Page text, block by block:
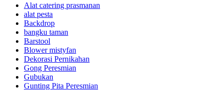
Alat catering prasmanan
alat pesta
Backdrop
bangku taman
Barstool
Blower mistyfan
Dekorasi Pernikahan
Gong Peresmian
Gubukan
Gunting Pita Peresmian